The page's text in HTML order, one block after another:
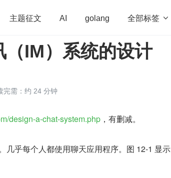
主题征文 AI golang 全部标签 
算法 学习方法 Web3.0
IM）系统的设计
完需：约 24 分钟
design-a-chat-system.php ，有删减。
几乎每个人都使用聊天应用程序。图 12-1 显